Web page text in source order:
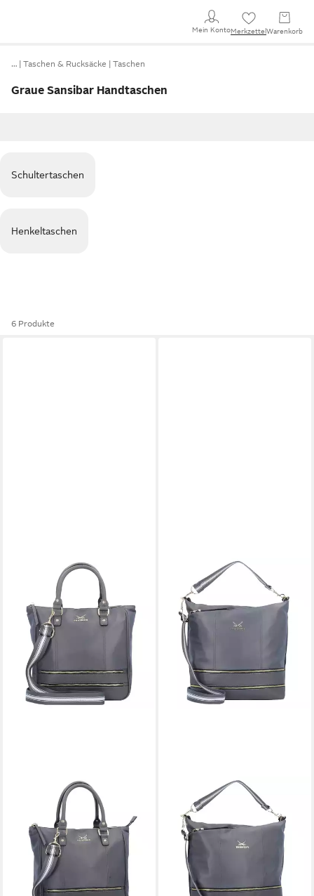
Mein KontoMerkzettel Warenkorb
… Taschen & Rucksäcke Taschen
Graue Sansibar Handtaschen
Schultertaschen
Henkeltaschen
6 Produkte